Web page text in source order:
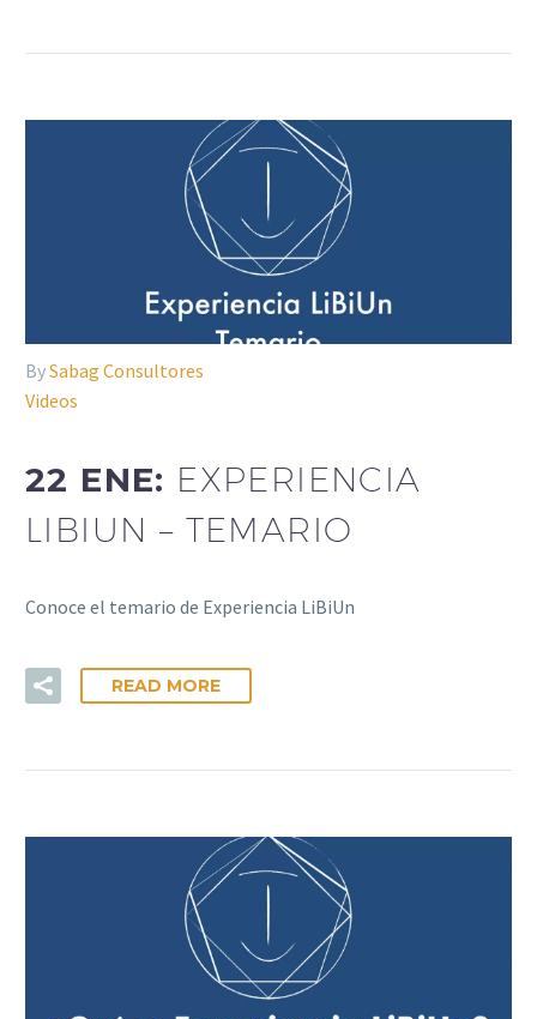
BySabag Consultores
Videos
22 ENE: EXPERIENCIA
LIBIUN – TEMARIO
Conoce el temario de Experiencia LiBiUn
READ MORE